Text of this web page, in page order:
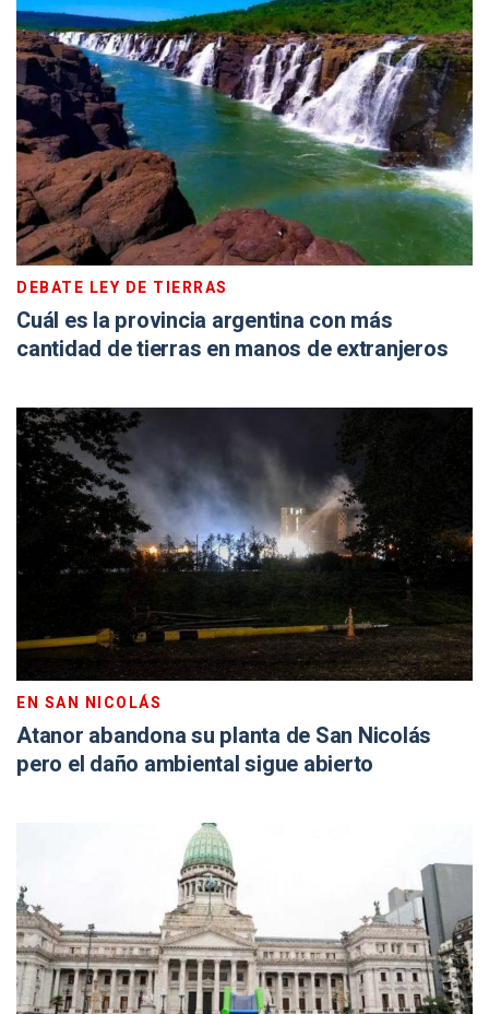
DEBATE LEY DE TIERRAS
Cuál es la provincia argentina con más
cantidad de tierras en manos de extranjeros
EN SAN NICOLÁS
Atanor abandona su planta de San Nicolás
pero el daño ambiental sigue abierto